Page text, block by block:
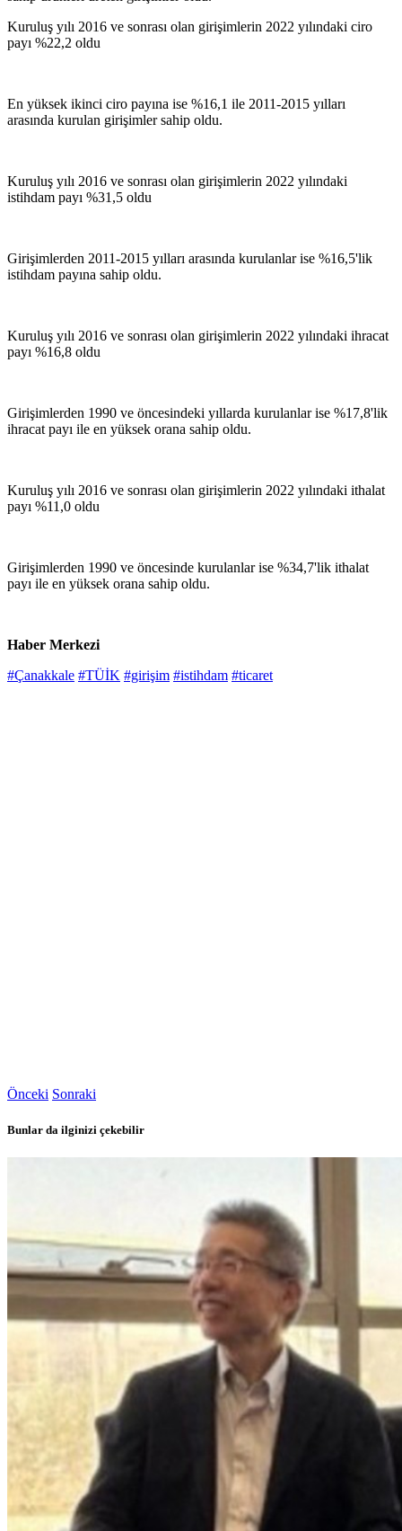
Kuruluş yılı 2016 ve sonrası olan girişimlerin 2022 yılındaki ciro
payı %22,2 oldu
En yüksek ikinci ciro payına ise %16,1 ile 2011-2015 yılları
arasında kurulan girişimler sahip oldu.
Kuruluş yılı 2016 ve sonrası olan girişimlerin 2022 yılındaki
istihdam payı %31,5 oldu
Girişimlerden 2011-2015 yılları arasında kurulanlar ise %16,5'lik
istihdam payına sahip oldu.
Kuruluş yılı 2016 ve sonrası olan girişimlerin 2022 yılındaki ihracat
payı %16,8 oldu
Girişimlerden 1990 ve öncesindeki yıllarda kurulanlar ise %17,8'lik
ihracat payı ile en yüksek orana sahip oldu.
Kuruluş yılı 2016 ve sonrası olan girişimlerin 2022 yılındaki ithalat
payı %11,0 oldu
Girişimlerden 1990 ve öncesinde kurulanlar ise %34,7'lik ithalat
payı ile en yüksek orana sahip oldu.
Haber Merkezi
#Çanakkale #TÜİK #girişim #istihdam #ticaret
Önceki Sonraki
Bunlar da ilginizi çekebilir